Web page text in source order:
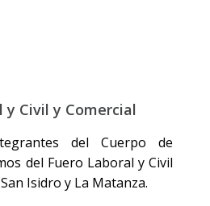
y Civil y Comercial
del Cuerpo de
del Fuero Laboral y Civil
Isidro y La Matanza.